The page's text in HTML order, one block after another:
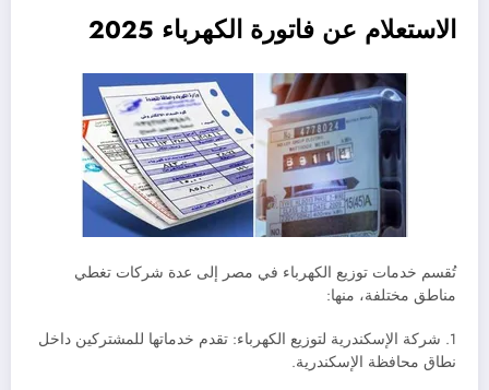
الاستعلام عن فاتورة الكهرباء 2025
تُقسم خدمات توزيع الكهرباء في مصر إلى عدة شركات تغطي
مناطق مختلفة، منها:
1. شركة الإسكندرية لتوزيع الكهرباء: تقدم خدماتها للمشتركين داخل
نطاق محافظة الإسكندرية.